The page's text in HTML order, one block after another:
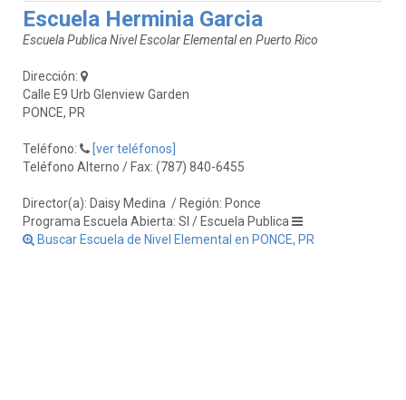
Escuela Herminia Garcia
Escuela Publica Nivel Escolar Elemental en Puerto Rico
Dirección:
Calle E9 Urb Glenview Garden
PONCE, PR
Teléfono:
[ver teléfonos]
Teléfono Alterno / Fax: (787) 840-6455
Director(a): Daisy Medina / Región: Ponce
Programa Escuela Abierta: SI / Escuela Publica
Buscar Escuela de Nivel Elemental en PONCE, PR